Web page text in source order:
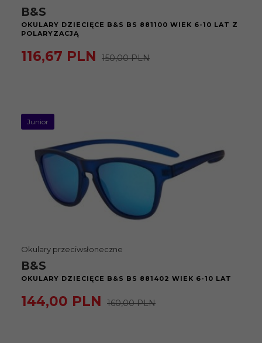
B&S
OKULARY DZIECIĘCE B&S BS 881100 WIEK 6-10 LAT Z
POLARYZACJĄ
116,67 PLN 150,00 PLN
Junior
Okulary przeciwsłoneczne
B&S
OKULARY DZIECIĘCE B&S BS 881402 WIEK 6-10 LAT
144,00 PLN 160,00 PLN